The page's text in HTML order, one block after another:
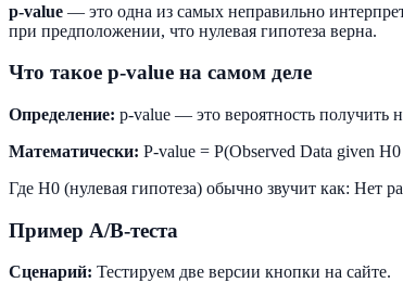
p-value — это одна из самых неправильно
при предположении, что нулевая гипотеза верна.
Что такое p-value на самом деле
Определение: p-value — это вероятность получить
Математически: P-value = P(Observed Data given
Где H0 (нулевая гипотеза) обычно звучит как: Нет
Пример A/B-теста
Сценарий: Тестируем две версии кнопки на сайте.